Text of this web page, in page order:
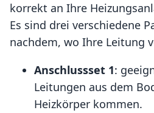
korrekt an Ihre
Es sind drei verschiedene
nachdem, wo Ihre Leitung
Anschlussset 1:
Leitungen aus dem
Heizkörper kommen.